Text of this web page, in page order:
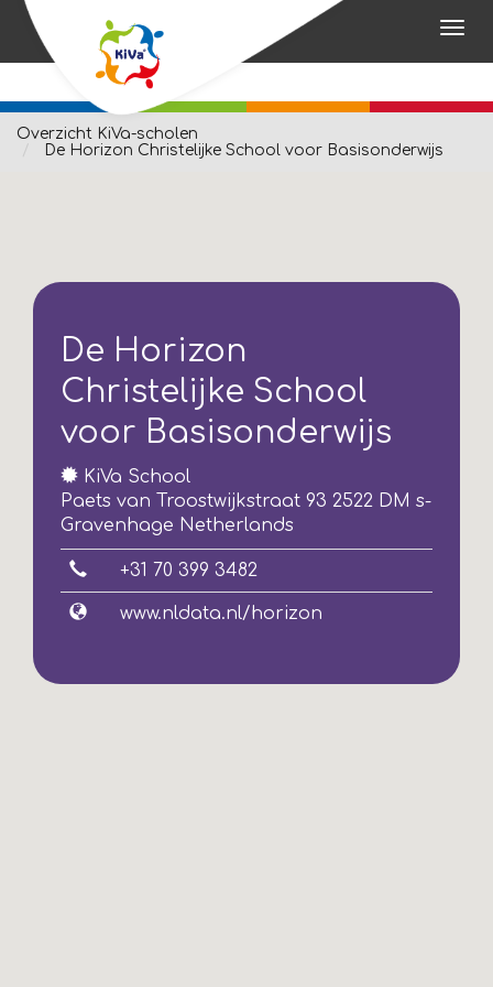
Overzicht KiVa-scholen
De Horizon Christelijke School voor Basisonderwijs
De Horizon
Christelijke School
voor Basisonderwijs
KiVa School
Paets van Troostwijkstraat 93 2522 DM s-
Gravenhage Netherlands
+31 70 399 3482
www.nldata.nl/horizon